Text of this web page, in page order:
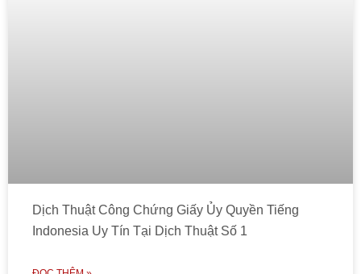
Dịch Thuật Công Chứng Giấy Ủy Quyền Tiếng
Indonesia Uy Tín Tại Dịch Thuật Số 1